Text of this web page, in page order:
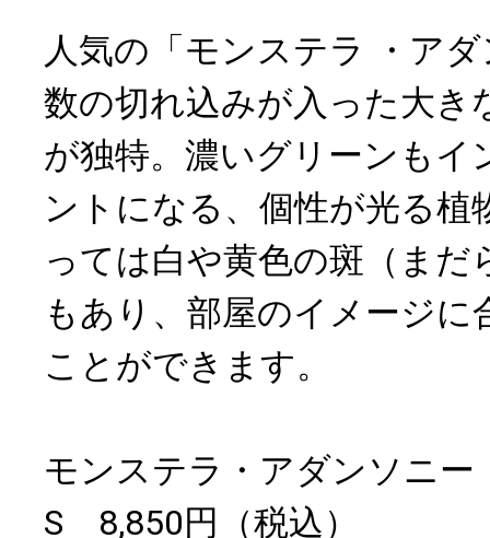
人気の「モンステラ ・ア
数の切れ込みが入った大き
が独特。濃いグリーンもイ
ントになる、個性が光る植
っては白や黄色の斑（まだ
もあり、部屋のイメージに
ことができます。
モンステラ・アダンソニー
S 8,850円（税込）